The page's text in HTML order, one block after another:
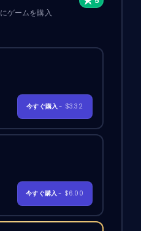
ゲームを購入
今すぐ購入- $3.32
今すぐ購入- $6.00